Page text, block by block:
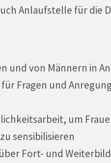
Anlaufstelle für die
und von Männern in
Fragen und
um
sensibilisieren
Fort- und